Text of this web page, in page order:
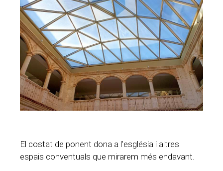
El costat de ponent dona a l’església i altres
espais conventuals que mirarem més endavant.